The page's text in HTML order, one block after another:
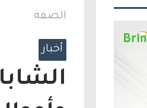
الضفة
أخبار